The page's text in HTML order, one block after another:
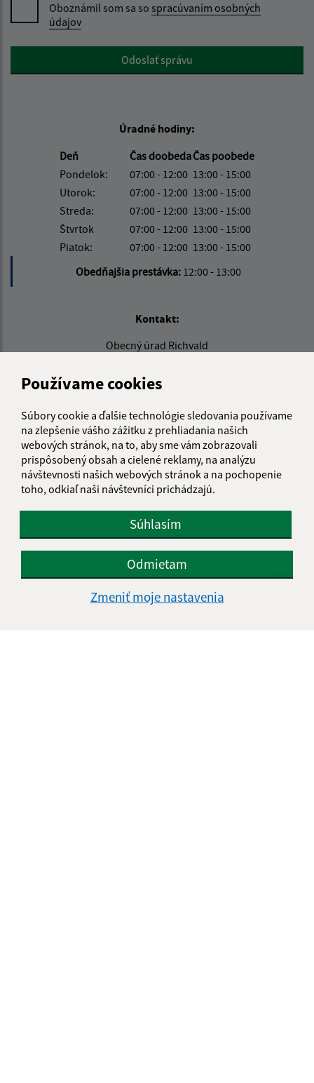
Používame cookies
Súbory cookie a ďalšie technológie sledovania používame
na zlepšenie vášho zážitku z prehliadania našich
webových stránok, na to, aby sme vám zobrazovali
prispôsobený obsah a cielené reklamy, na analýzu
návštevnosti našich webových stránok a na pochopenie
toho, odkiaľ naši návštevníci prichádzajú.
Súhlasím
Odmietam
Zmeniť moje nastavenia
Oboznámil som sa so spracúvaním osobných
údajov
Google reCaptcha ResponseOdoslať správu
Úradné hodiny:
Deň
Čas doobedaČas poobede
Pondelok:
07:00 - 12:00 13:00 - 15:00
Utorok:
07:00 - 12:00 13:00 - 15:00
Streda:
07:00 - 12:00 13:00 - 15:00
Štvrtok
07:00 - 12:00 13:00 - 15:00
Piatok:
07:00 - 12:00 13:00 - 15:00
Obedňajšia prestávka: 12:00 - 13:00
Kontakt:
Obecný úrad Richvald
085 01 Bardejov
+421 915 857 104
IČO: 00322555